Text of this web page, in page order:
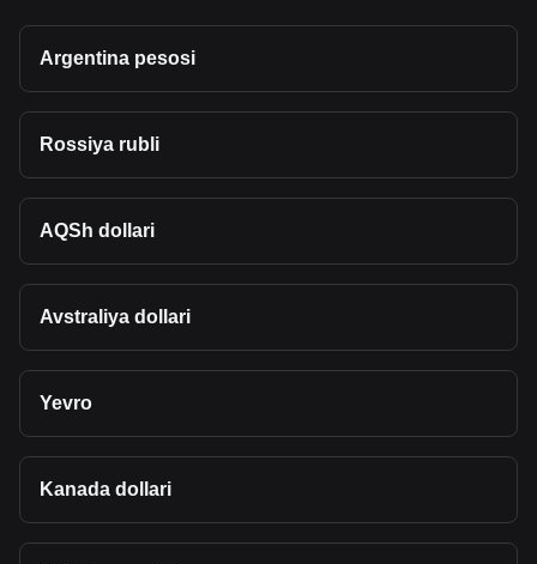
Argentina pesosi
Rossiya rubli
AQSh dollari
Avstraliya dollari
Yevro
Kanada dollari